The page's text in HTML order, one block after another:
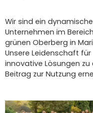
Wir sind ein
Unternehmen im
grünen Oberberg in
Unsere Leidenschaft
innovative Lösungen
Beitrag zur Nutzung